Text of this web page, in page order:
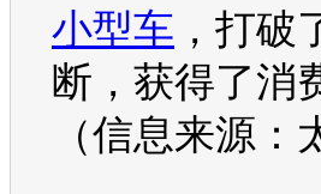
小型车 ，打
断，获得了消
（信息来源：